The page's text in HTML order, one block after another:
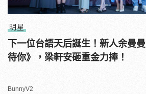
明星
下一位台語天后誕生！新人余曼
待你》，梁軒安砸重金力捧！
BunnyV2